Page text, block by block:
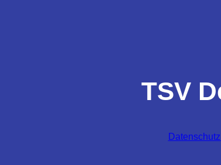
TSV
Datenschutz